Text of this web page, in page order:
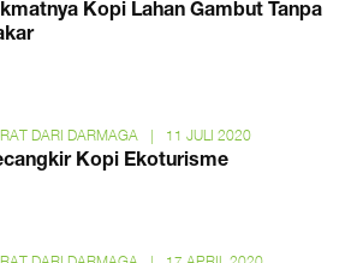
Kopi Lahan Gambut Tanpa
DARI DARMAGA | 11 JULI 2020
Kopi Ekoturisme